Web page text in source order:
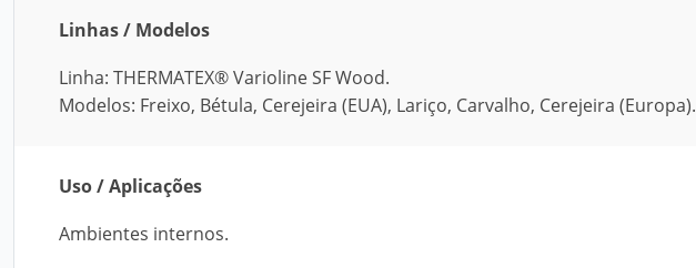
Linhas / Modelos
Linha: THERMATEX® Varioline SF Wood.
Modelos: Freixo, Bétula, Cerejeira (EUA), Lariço, Carvalho, Cerejeira (Europa).
Uso / Aplicações
Ambientes internos.